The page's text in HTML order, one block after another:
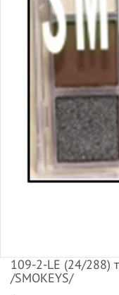
109-2-LE (24/288)
/SMOKEYS/